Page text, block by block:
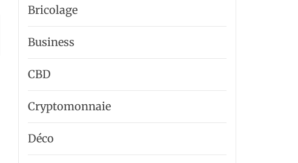
Bricolage
Business
CBD
Cryptomonnaie
Déco